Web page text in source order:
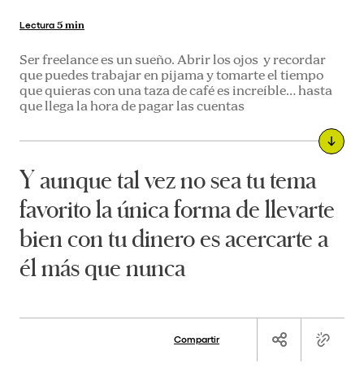
Lectura 5 min
Ser freelance es un sueño. Abrir los ojos y recordar
que puedes trabajar en pijama y tomarte el tiempo
que quieras con una taza de café es increíble… hasta
que llega la hora de pagar las cuentas
Y aunque tal vez no sea tu tema
favorito la única forma de llevarte
bien con tu dinero es acercarte a
él más que nunca
Compartir